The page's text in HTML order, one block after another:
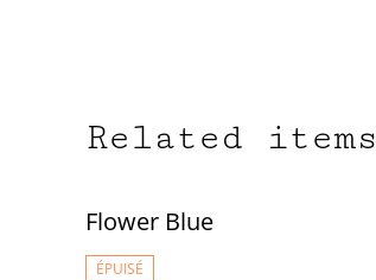
Related items
Flower Blue
ÉPUISÉ